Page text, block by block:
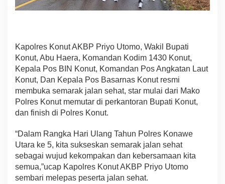
t
s
a
n
H
d
i
a
M
e
n
a
r
i
Kapolres Konut AKBP Priyo Utomo, Wakil Bupati
Konut, Abu Haera, Komandan Kodim 1430 Konut,
Kepala Pos BIN Konut, Komandan Pos Angkatan Laut
Konut, Dan Kepala Pos Basarnas Konut resmi
membuka semarak jalan sehat, star mulai dari Mako
Polres Konut memutar di perkantoran Bupati Konut,
dan finish di Polres Konut.
“Dalam Rangka Hari Ulang Tahun Polres Konawe
Utara ke 5, kita sukseskan semarak jalan sehat
sebagai wujud kekompakan dan kebersamaan kita
semua,”ucap Kapolres Konut AKBP Priyo Utomo
sembari melepas peserta jalan sehat.